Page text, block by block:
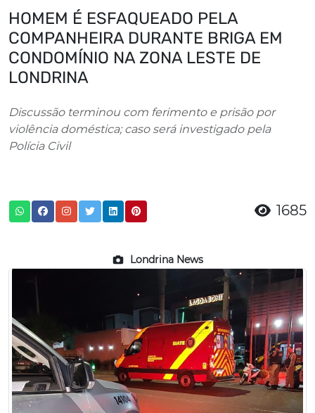
HOMEM É ESFAQUEADO PELA
COMPANHEIRA DURANTE BRIGA EM
CONDOMÍNIO NA ZONA LESTE DE
LONDRINA
Discussão terminou com ferimento e prisão por
violência doméstica; caso será investigado pela
Polícia Civil
1685
Londrina News